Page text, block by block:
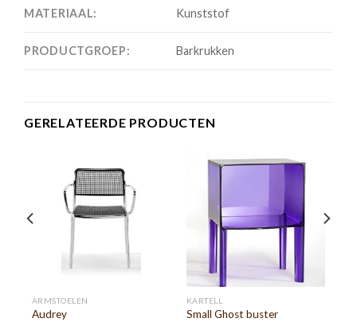
MATERIAAL: Kunststof
PRODUCTGROEP: Barkrukken
GERELATEERDE PRODUCTEN
ARMSTOELEN
Audrey
KARTELL
Small Ghost buster